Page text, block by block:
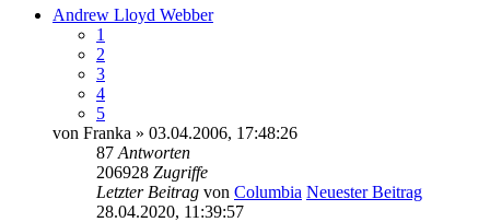
Andrew Lloyd Webber
1
2
3
4
5
von Franka » 03.04.2006, 17:48:26
87 Antworten
206928 Zugriffe
Letzter Beitrag von Columbia Neuester Beitrag
28.04.2020, 11:39:57